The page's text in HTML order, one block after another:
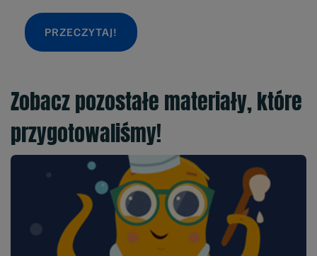
PRZECZYTAJ!
Zobacz pozostałe materiały, które
przygotowaliśmy!